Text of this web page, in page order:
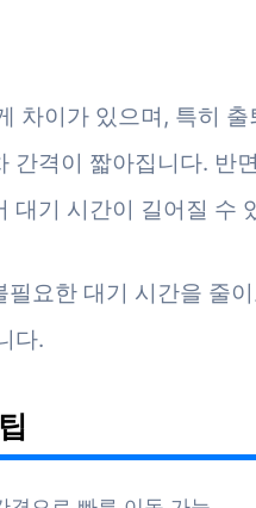
차이가 있으며, 특히 출
간격이 짧아집니다. 반
대기 시간이 길어질 수
요한 대기 시간을 줄
다.